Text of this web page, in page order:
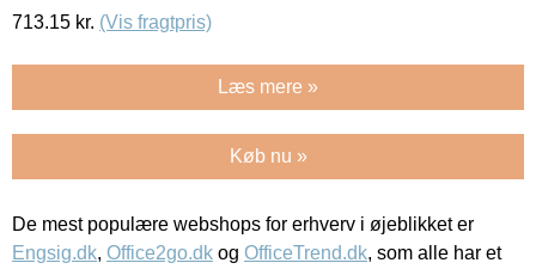
713.15 kr. (Vis fragtpris)
Læs mere »
Køb nu »
De mest populære webshops for erhverv i øjeblikket er
Engsig.dk, Office2go.dk og OfficeTrend.dk, som alle har et